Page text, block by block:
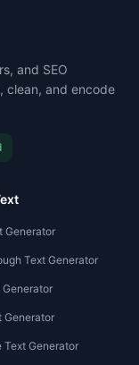
and SEO
clean, and encode
Generator
Text Generator
Generator
Generator
Text Generator